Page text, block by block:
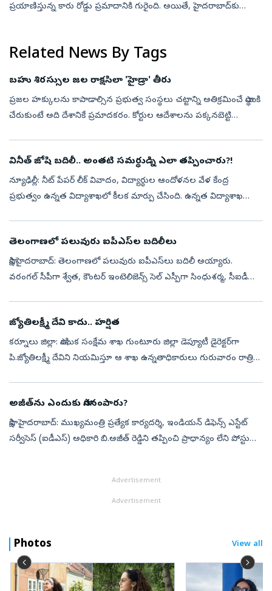
ప్రయాణిస్తున్న కారు రోడ్డు ప్రమాదానికి గురైంది. అయితే, హైదరాబాద్‌కు
Related News By Tags
బహు శిరస్సుల జల రాక్షసిలా 'హైడ్రా' తీరు
ప్రజల హక్కులను కాపాడాల్సిన ప్రభుత్వ సంస్థలు చట్టాన్ని అతిక్రమించే స్థాయికి
చేరుకుంటే అది దేశానికే ప్రమాదకరం. కోర్టుల ఆదేశాలను పక్కనబెట్టి
వినీత్‌ జోషి బదిలీ.. అంతటి సమర్థుడ్ని ఎలా తప్పించారు?!
న్యూఢిల్లీ: నీట్‌ పేపర్‌ లీక్‌ వివాదం, విద్యార్థుల ఆందోళనల వేళ కేంద్ర
ప్రభుత్వం ఉన్నత విద్యాశాఖలో కీలక మార్పు చేసింది. ఉన్నత విద్యాశాఖ
తెలంగాణలో పలువురు ఐపీఎస్‌ల బదిలీలు
సాక్షి,హైదరాబాద్: తెలంగాణలో పలువురు ఐపీఎస్‌లు బదిలీ అయ్యారు.
వరంగల్‌ సీపీగా శ్వేత, కౌంటర్ ఇంటెలిజెన్స్ సెల్‌ ఎస్పీగా సింధుశర్మ, సీఐడీ
జ్యోతిలక్ష్మీ దేవి కాదు.. హర్షిత
కర్నూలు జిల్లా: సాంఘిక సంక్షేమ శాఖ గుంటూరు జిల్లా డెప్యూటీ డైరెక్టర్‌గా
పి.జ్యోతిలక్ష్మీ దేవిని నియమిస్తూ ఆ శాఖ ఉన్నతాధికారులు గురువారం రాత్రి
అజీత్‌ను ఎందుకు సాగనంపారు?
సాక్షి, హైదరాబాద్‌: ముఖ్యమంత్రి ప్రత్యేక కార్యదర్శి, ఇండియన్‌ డిఫెన్స్‌ ఎస్టేట్‌
సర్వీసెస్‌ (ఐడీఎస్‌) అధికారి బి.అజీత్‌ రెడ్డిని తప్పించి ప్రాధాన్యం లేని పోస్టుకు
Advertisement
Advertisement
Photos View all